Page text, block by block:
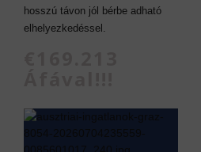
hosszú távon jól bérbe adható
elhelyezkedéssel.